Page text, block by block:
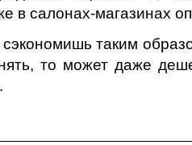
в салонах-магазинах
таким
то может даже